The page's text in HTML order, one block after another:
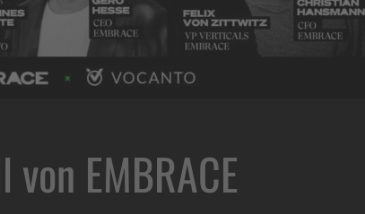
EMBRACE